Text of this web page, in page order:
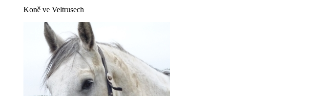
Koně ve Veltrusech